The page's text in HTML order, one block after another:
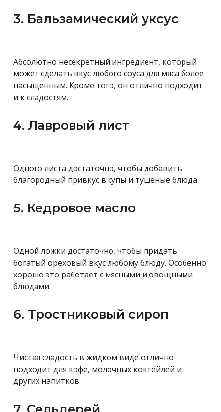
3. Бальзамический уксус
Абсолютно несекретный ингредиент, который
может сделать вкус любого соуса для мяса более
насыщенным. Кроме того, он отлично подходит
и к сладостям.
4. Лавровый лист
Одного листа достаточно, чтобы добавить
благородный привкус в супы и тушеные блюда.
5. Кедровое масло
Одной ложки достаточно, чтобы придать
богатый ореховый вкус любому блюду. Особенно
хорошо это работает с мясными и овощными
блюдами.
6. Тростниковый сироп
Чистая сладость в жидком виде отлично
подходит для кофе, молочных коктейлей и
других напитков.
7. Сельдерей